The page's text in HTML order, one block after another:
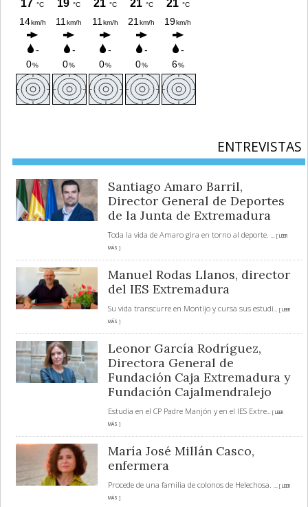
ENTREVISTAS
Santiago Amaro Barril,
Director General de Deportes
de la Junta de Extremadura
Toda la vida de Amaro gira en torno al deporte.
... [ LEER
MÁS ]
Manuel Rodas Llanos, director
del IES Extremadura
Su vida transcurre en Montijo y cursa sus estudi... [ LEER
MÁS ]
Leonor García Rodríguez,
Directora General de
Fundación Caja Extremadura y
Fundación Cajalmendralejo
Estudia en el CP Padre Manjón y en el IES Extre... [ LEER
MÁS ]
María José Millán Casco,
enfermera
Procede de una familia de colonos de Helechosa.
... [ LEER
MÁS ]